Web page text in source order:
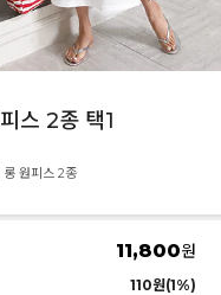
스 2종 택1
롱 원피스 2종
11,800원
110원(1%)